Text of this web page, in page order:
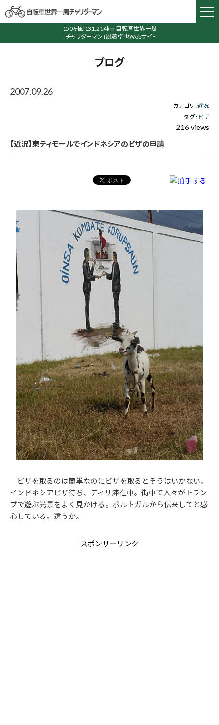
150ヶ国 131,214km 自転車世界一周
「チャリダーマン」周藤卓也Webサイト
ブログ
2007.09.26
カテゴリ :近況
タグ : ビザ
216 views
【近況】東ティモールでインドネシアのビザの申請
ピザを取るのは簡単なのにビザを取るとそうはいかない。
インドネシアビザ待ち、ディリ滞在中。街中で人々がトラン
プで遊ぶ光景をよく見かける。ポルトガルから伝来してと感
心している。違うか。
スポンサーリンク